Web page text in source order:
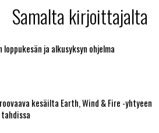
Samalta kirjoittajalta
loppukesän ja alkusyksyn ohjelma
kesäilta Earth, Wind & Fire -yhtyeen